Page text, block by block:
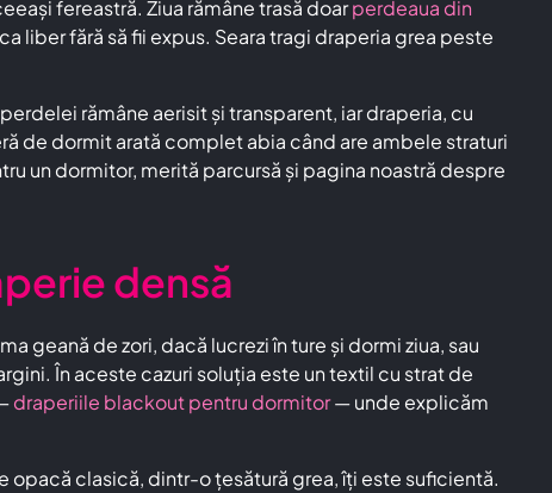
fereastră. Ziua rămâne trasă doarperdeaua din
liber fără să fii expus. Seara tragi draperia grea peste
rămâne aerisit și transparent, iar draperia, cu
de dormit arată complet abia când are ambele straturi
un dormitor, merită parcursă și pagina noastră despre
densă
geană de zori, dacă lucrezi în ture și dormi ziua, sau
În aceste cazuri soluția este un textil cu strat de
draperiile blackout pentru dormitor— unde explicăm
opacă clasică, dintr-o țesătură grea, îți este suficientă.